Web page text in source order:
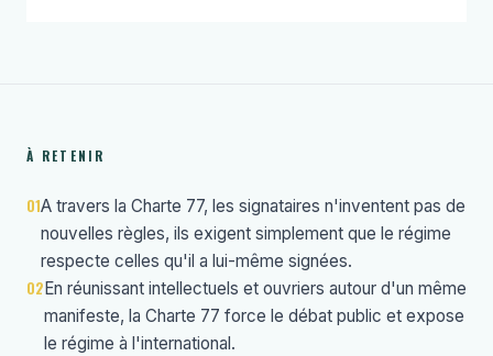
À RETENIR
01A travers la Charte 77, les signataires n'inventent pas de
nouvelles règles, ils exigent simplement que le régime
respecte celles qu'il a lui-même signées.
02 En réunissant intellectuels et ouvriers autour d'un même
manifeste, la Charte 77 force le débat public et expose
le régime à l'international.